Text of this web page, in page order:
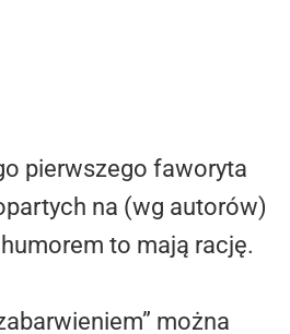
pierwszego faworyta
na (wg autorów)
to mają rację.
można